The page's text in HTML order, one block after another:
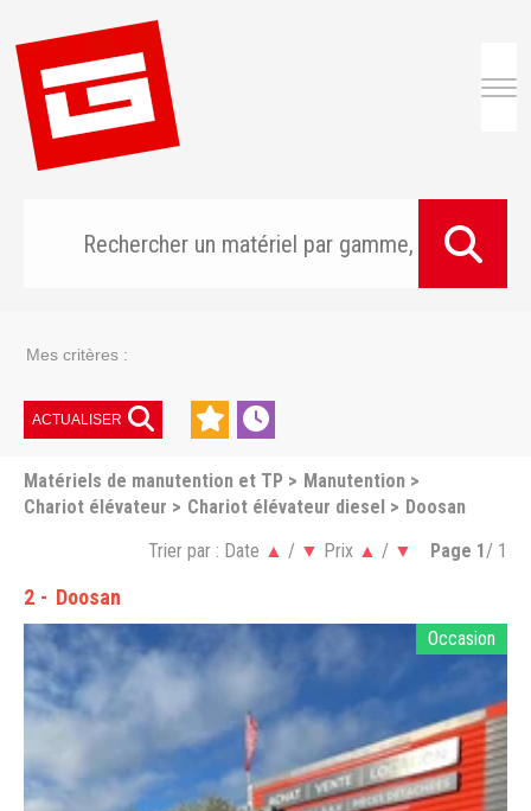
Mes critères :
ACTUALISER
Matériels de manutention et TP
Manutention
Chariot élévateur
Chariot élévateur diesel Doosan
2 Doosan
Trier par : Date ▲ / ▼ Prix ▲ / ▼ Page 1/ 1
Occasion